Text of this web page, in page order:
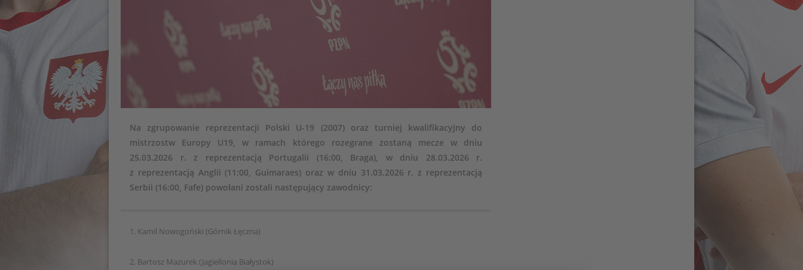
Na zgrupowanie reprezentacji Polski U-19 (2007) oraz turniej kwalifikacyjny do
mistrzostw Europy U19, w ramach którego rozegrane zostaną mecze w dniu
25.03.2026 r. z reprezentacją Portugalii (16:00, Braga), w dniu 28.03.2026 r.
z reprezentacją Anglii (11:00, Guimaraes) oraz w dniu 31.03.2026 r. z reprezentacją
Serbii (16:00, Fafe) powołani zostali następujący zawodnicy:
1. Kamil Nowogoński (Górnik Łęczna)
2. Bartosz Mazurek (Jagiellonia Białystok)